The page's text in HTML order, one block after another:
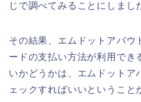
じで調べてみることにしまし
その結果、エムドットアバウ
ードの支払い方法が利用でき
いかどうかは、エムドットア
ェックすればいいということ